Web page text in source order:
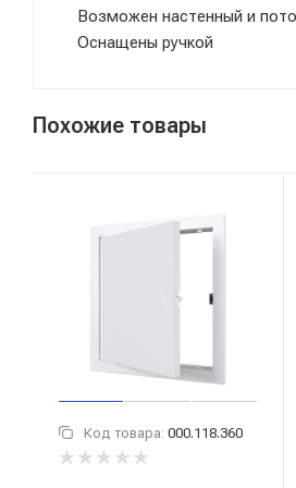
Возможен настенный и
Оснащены ручкой
Похожие товары
Код товара: 000.118.360